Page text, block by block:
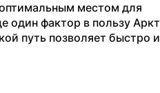
местом для
один фактор в пользу
путь позволяет быстро и